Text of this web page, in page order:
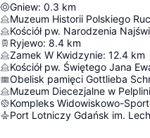
Gniew: 0.3 km
Muzeum Historii Polskiego
Kościół pw. Narodzenia
Ryjewo: 8.4 km
Zamek W Kwidzynie: 12.4 km
Kościół pw. Świętego Jana
Obelisk pamięci Gottlieba
Muzeum Diecezjalne w
Kompleks Widowiskowo-
Port Lotniczy Gdańsk im.